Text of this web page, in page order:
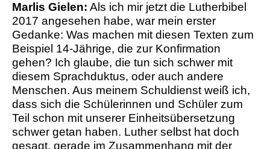
Marlis Gielen: Als ich mir jetzt die Lutherbibel
2017 angesehen habe, war mein erster
Gedanke: Was machen mit diesen Texten zum
Beispiel 14-Jährige, die zur Konfirmation
gehen? Ich glaube, die tun sich schwer mit
diesem Sprachduktus, oder auch andere
Menschen. Aus meinem Schuldienst weiß ich,
dass sich die Schülerinnen und Schüler zum
Teil schon mit unserer Einheitsübersetzung
schwer getan haben. Luther selbst hat doch
gesagt, gerade im Zusammenhang mit der